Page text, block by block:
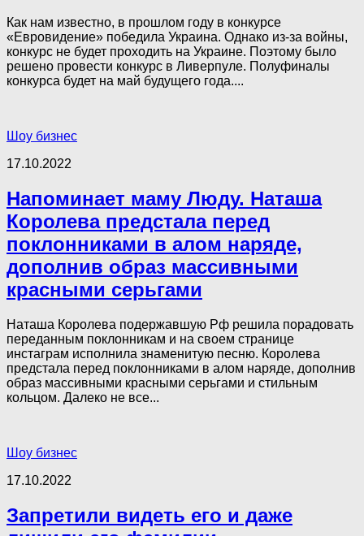
Как нам известно, в прошлом году в конкурсе
«Евровидение» победила Украина. Однако из-за войны,
конкурс не будет проходить на Украине. Поэтому было
решено провести конкурс в Ливерпуле. Полуфиналы
конкурса будет на май будущего года....
Шоу бизнес
17.10.2022
Напоминает маму Люду. Наташа
Королева предстала перед
поклонниками в алом наряде,
дополнив образ массивными
красными серьгами
Наташа Королева подержавшую Рф решила порадовать
переданным поклонникам и на своем странице
инстаграм исполнила знаменитую песню. Королева
предстала перед поклонниками в алом наряде, дополнив
образ массивными красными серьгами и стильным
кольцом. Далеко не все...
Шоу бизнес
17.10.2022
Запретили видеть его и даже